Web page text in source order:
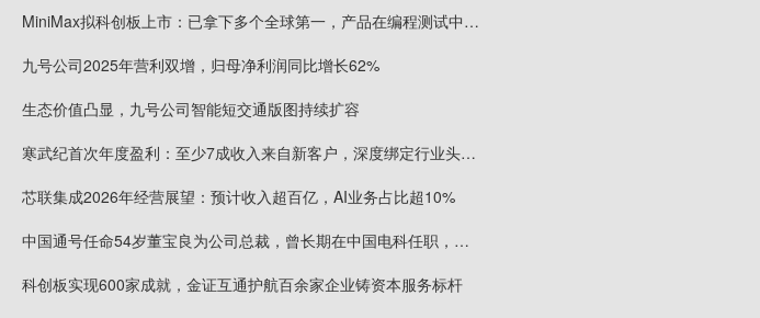
MiniMax拟科创板上市：已拿下多个全球第一，产品在编程测试中刷新行业记录，已服务逾2.36亿用户
九号公司2025年营利双增，归母净利润同比增长62%
生态价值凸显，九号公司智能短交通版图持续扩容
寒武纪首次年度盈利：至少7成收入来自新客户，深度绑定行业头部客户，行业整体盈利曙光初现
芯联集成2026年经营展望：预计收入超百亿，AI业务占比超10%
中国通号任命54岁董宝良为公司总裁，曾长期在中国电科任职，董事长楼齐良63岁，2024年薪酬57万
科创板实现600家成就，金证互通护航百余家企业铸资本服务标杆